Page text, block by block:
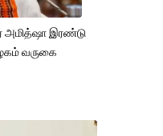
அமித்ஷா இரண்டு
வருகை